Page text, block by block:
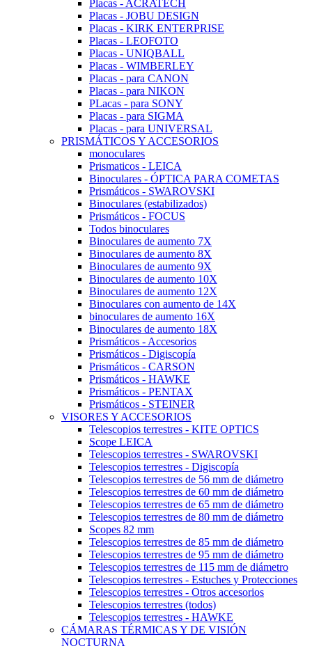
Placas - ACRATECH
Placas - JOBU DESIGN
Placas - KIRK ENTERPRISE
Placas - LEOFOTO
Placas - UNIQBALL
Placas - WIMBERLEY
Placas - para CANON
Placas - para NIKON
PLacas - para SONY
Placas - para SIGMA
Placas - para UNIVERSAL
PRISMÁTICOS Y ACCESORIOS
monoculares
Prismaticos - LEICA
Binoculares - ÓPTICA PARA COMETAS
Prismáticos - SWAROVSKI
Binoculares (estabilizados)
Prismáticos - FOCUS
Todos binoculares
Binoculares de aumento 7X
Binoculares de aumento 8X
Binoculares de aumento 9X
Binoculares de aumento 10X
Binoculares de aumento 12X
Binoculares con aumento de 14X
binoculares de aumento 16X
Binoculares de aumento 18X
Prismáticos - Accesorios
Prismáticos - Digiscopía
Prismáticos - CARSON
Prismáticos - HAWKE
Prismáticos - PENTAX
Prismáticos - STEINER
VISORES Y ACCESORIOS
Telescopios terrestres - KITE OPTICS
Scope LEICA
Telescopios terrestres - SWAROVSKI
Telescopios terrestres - Digiscopía
Telescopios terrestres de 56 mm de diámetro
Telescopios terrestres de 60 mm de diámetro
Telescopios terrestres de 65 mm de diámetro
Telescopios terrestres de 80 mm de diámetro
Scopes 82 mm
Telescopios terrestres de 85 mm de diámetro
Telescopios terrestres de 95 mm de diámetro
Telescopios terrestres de 115 mm de diámetro
Telescopios terrestres - Estuches y Protecciones
Telescopios terrestres - Otros accesorios
Telescopios terrestres (todos)
Telescopios terrestres - HAWKE
CÁMARAS TÉRMICAS Y DE VISIÓN
NOCTURNA